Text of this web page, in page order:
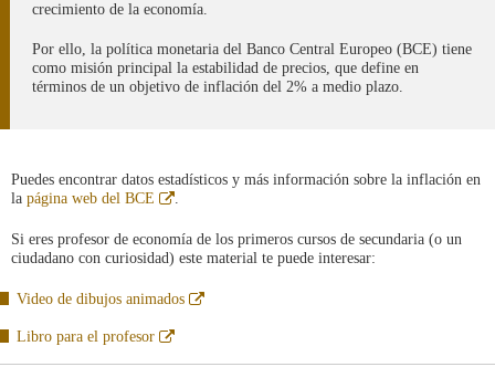
crecimiento de la economía.
Por ello, la política monetaria del Banco Central Europeo (BCE) tiene
como misión principal la estabilidad de precios, que define en
términos de un objetivo de inflación del 2% a medio plazo.
Puedes encontrar datos estadísticos y más información sobre la inflación en
la página web del BCE
Abre
nueva
.
Si eres profesor de economía de los primeros cursos de secundaria (o un
ciudadano con curiosidad) este material te puede interesar:
Video de dibujos animados
Abre
Libro para el profesor
Abre
ventana